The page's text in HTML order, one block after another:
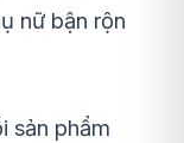
nữ bận rộn
sản phẩm